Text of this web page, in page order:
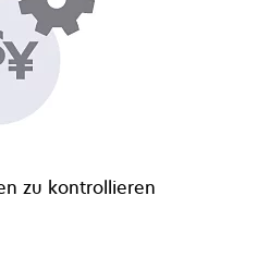
zu kontrollieren